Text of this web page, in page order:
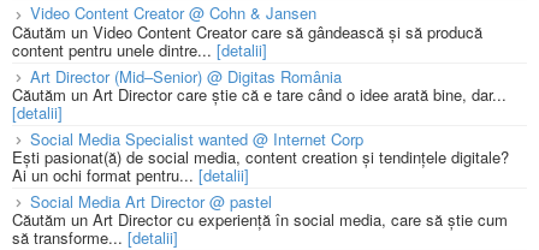
Video Content Creator @ Cohn & Jansen
Căutăm un Video Content Creator care să gândească și să producă
content pentru unele dintre... [detalii]
Art Director (Mid–Senior) @ Digitas România
Căutăm un Art Director care știe că e tare când o idee arată bine, dar...
[detalii]
Social Media Specialist wanted @ Internet Corp
Ești pasionat(ă) de social media, content creation și tendințele digitale?
Ai un ochi format pentru... [detalii]
Social Media Art Director @ pastel
Căutăm un Art Director cu experiență în social media, care să știe cum
să transforme... [detalii]